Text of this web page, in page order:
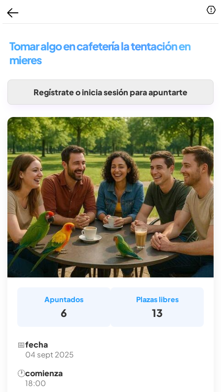
Tomar algo en cafetería la tentación en
mieres
Regístrate o inicia sesión para apuntarte
Apuntados
6
Plazas libres
13
📅fecha
04 sept 2025
🕐comienza
18:00